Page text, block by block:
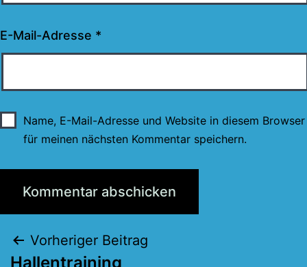
E-Mail-Adresse *
Name, E-Mail-Adresse und Website in diesem Browser
für meinen nächsten Kommentar speichern.
Beitragsnavigation
Vorheriger Beitrag
Hallentraining